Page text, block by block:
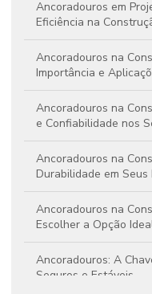
Ancoradouros em
Eficiência na
Ancoradouros na
Importância e
Ancoradouros na
e Confiabilidade nos
Ancoradouros na
Durabilidade em Seus
Ancoradouros na
Escolher a Opção
Ancoradouros: A
Seguros e Estáveis